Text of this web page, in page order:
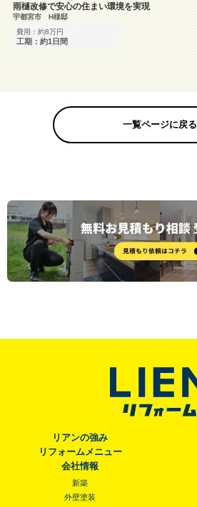
雨樋改修で安心の住まい環境を実現
宇都宮市 H様邸
費用：約8万円
工期：約1日間
一覧ページに戻る
リアンの強み
リフォームメニュー
会社情報
新築
外壁塗装